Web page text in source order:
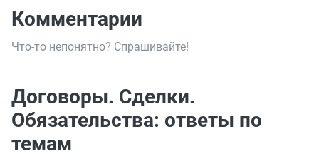
Комментарии
Что-то непонятно? Спрашивайте!
Договоры. Сделки.
Обязательства: ответы по
темам